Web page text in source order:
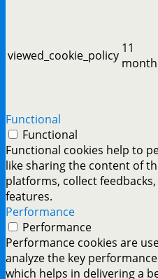
viewed_cookie_policy 11
Functional
Functional
Functional cookies help to
like sharing the content of
platforms, collect
features.
Performance
Performance
Performance cookies are
analyze the key
which helps in delivering a